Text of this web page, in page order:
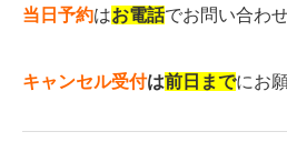
当日予約はお電話でお問い合わ
キャンセル受付は前日までにお